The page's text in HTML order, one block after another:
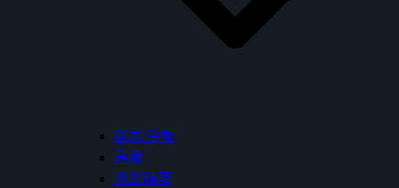
面盆/浴櫃
馬桶
沐浴龍頭